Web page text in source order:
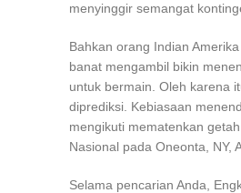
menyinggir semangat
Bahkan orang Indian
banat mengambil bikin
untuk bermain. Oleh karena
diprediksi. Kebiasaan
mengikuti mematenkan
Nasional pada Oneonta, NY,
Selama pencarian Anda,